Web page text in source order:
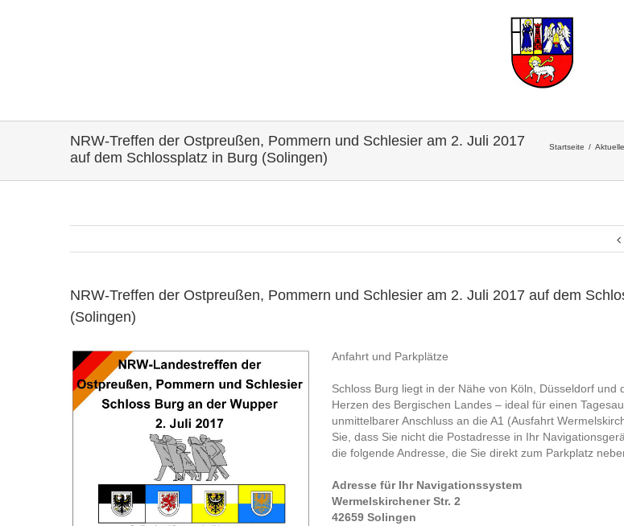
NRW-Treffen der Ostpreußen, Pommern und Schlesier am 2. Juli 2017
auf dem Schlossplatz in Burg (Solingen)
Startseite
NRW-Treffen der Ostpreußen, Pommern und Schlesier am 2. Juli 2017 auf dem
(Solingen)
Anfahrt und Parkplätze
Schloss Burg liegt in der Nähe von Köln, Düsseldorf und
Herzen des Bergischen Landes – ideal für einen
unmittelbarer Anschluss an die A1 (Ausfahrt
Sie, dass Sie nicht die Postadresse in Ihr
die folgende Andresse, die Sie direkt zum Parkplatz
Adresse für Ihr Navigationssystem
Wermelskirchener Str. 2
42659 Solingen